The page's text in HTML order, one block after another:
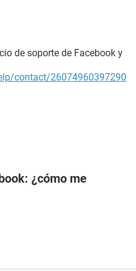
de soporte de Facebook y
contact/26074960397290
¿cómo me